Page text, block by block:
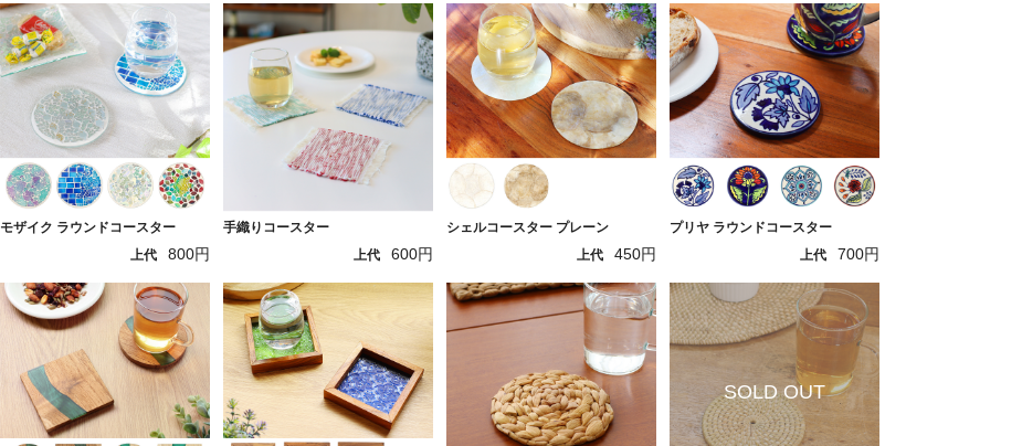
モザイク ラウンドコースター
上代
800円
手織りコースター
上代
600円
シェルコースター プレーン
上代
450円
プリヤ ラウンドコースター
上代
700円